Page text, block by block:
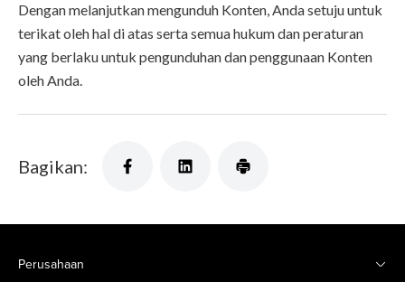
Dengan melanjutkan mengunduh Konten, Anda setuju untuk
terikat oleh hal di atas serta semua hukum dan peraturan
yang berlaku untuk pengunduhan dan penggunaan Konten
oleh Anda.
Bagikan:
Perusahaan